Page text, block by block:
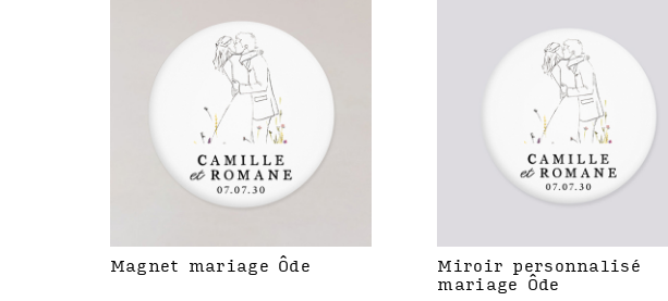
Magnet mariage Ôde
Miroir personnalisé
mariage Ôde